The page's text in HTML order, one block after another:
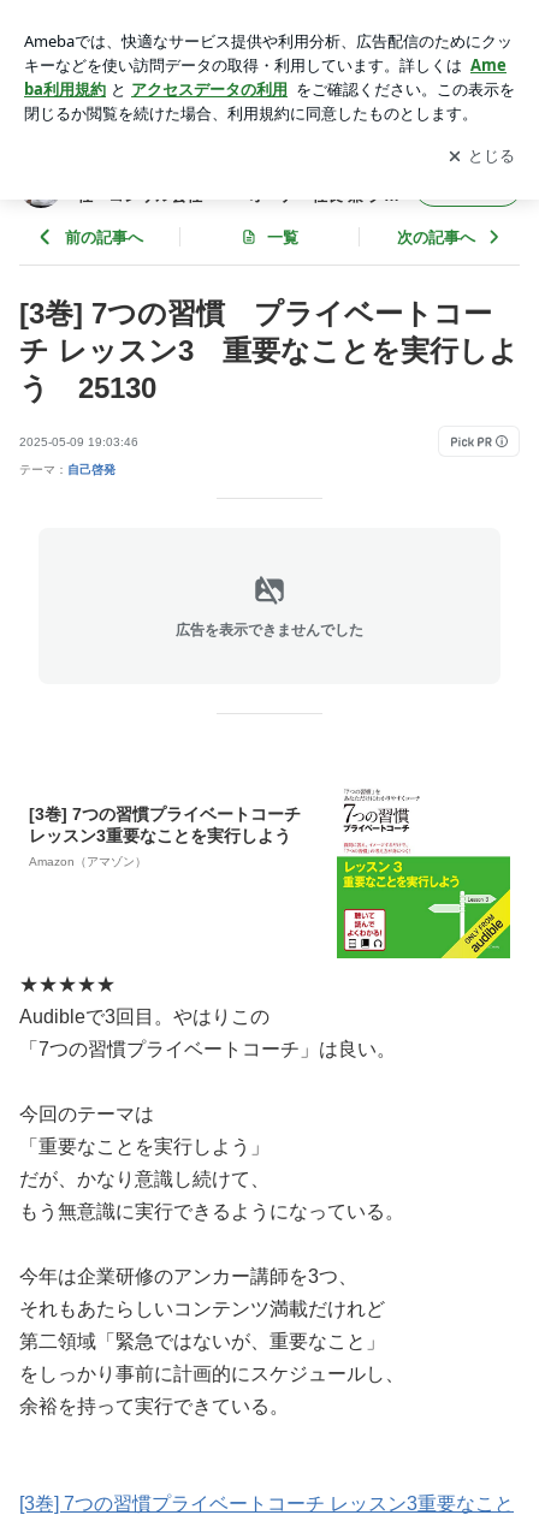
を実行しよう 25130 | 年間365冊×今年22年目 武道場主 兼
投資会社・コンサル会社 オーナー社長 兼 グロービス経
営大学院准教授による読書日記
アプリをダウンロードして ブログの更新通知
を受け取りまし
ょう。
開く
社・コンサル会社 オーナー社長 兼 グロ
前の記事へ 一覧 次の記事へ
[3巻] 7つの習慣 プライベートコー
チ レッスン3 重要なことを実行しよ
う 25130
2025-05-09 19:03:46
テーマ： 自己啓発
広告を表示できませんでした
[3巻] 7つの習慣プライベートコーチ
レッスン3重要なことを実行しよう
Amazon（アマゾン）
★★★★★
Audibleで3回目。やはりこの
「7つの習慣プライベートコーチ」は良い。
今回のテーマは
「重要なことを実行しよう」
だが、かなり意識し続けて、
もう無意識に実行できるようになっている。
今年は企業研修のアンカー講師を3つ、
それもあたらしいコンテンツ満載だけれど
第二領域「緊急ではないが、重要なこと」
をしっかり事前に計画的にスケジュールし、
余裕を持って実行できている。
[3巻] 7つの習慣プライベートコーチ レッスン3重要なこと